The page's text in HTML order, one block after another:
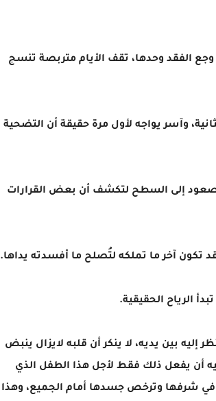
الفقد وحدها، تقف الأيام متربصة تنسج
وآسر يواجه لأول مرة حقيقة أن التضحية
إلى السطح لتكشف أن بعض القرارات
تكون آخر ما تملكه لتُصلح ما أفسدته يداها.
الرياح الحقيقية.
بين يديه، لا ينكر أن قلبه لايزال ينبض
أن يفعل ذلك فقط لأجل هذا الطفل الذي
في شرفها وترخص جسدها أمام الجميع، وهذا